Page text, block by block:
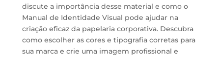
discute a importância desse material e como o
Manual de Identidade Visual pode ajudar na
criação eficaz da papelaria corporativa. Descubra
como escolher as cores e tipografia corretas para
sua marca e crie uma imagem profissional e